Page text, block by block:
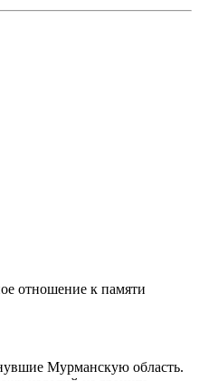
отношение к памяти
Мурманскую область.